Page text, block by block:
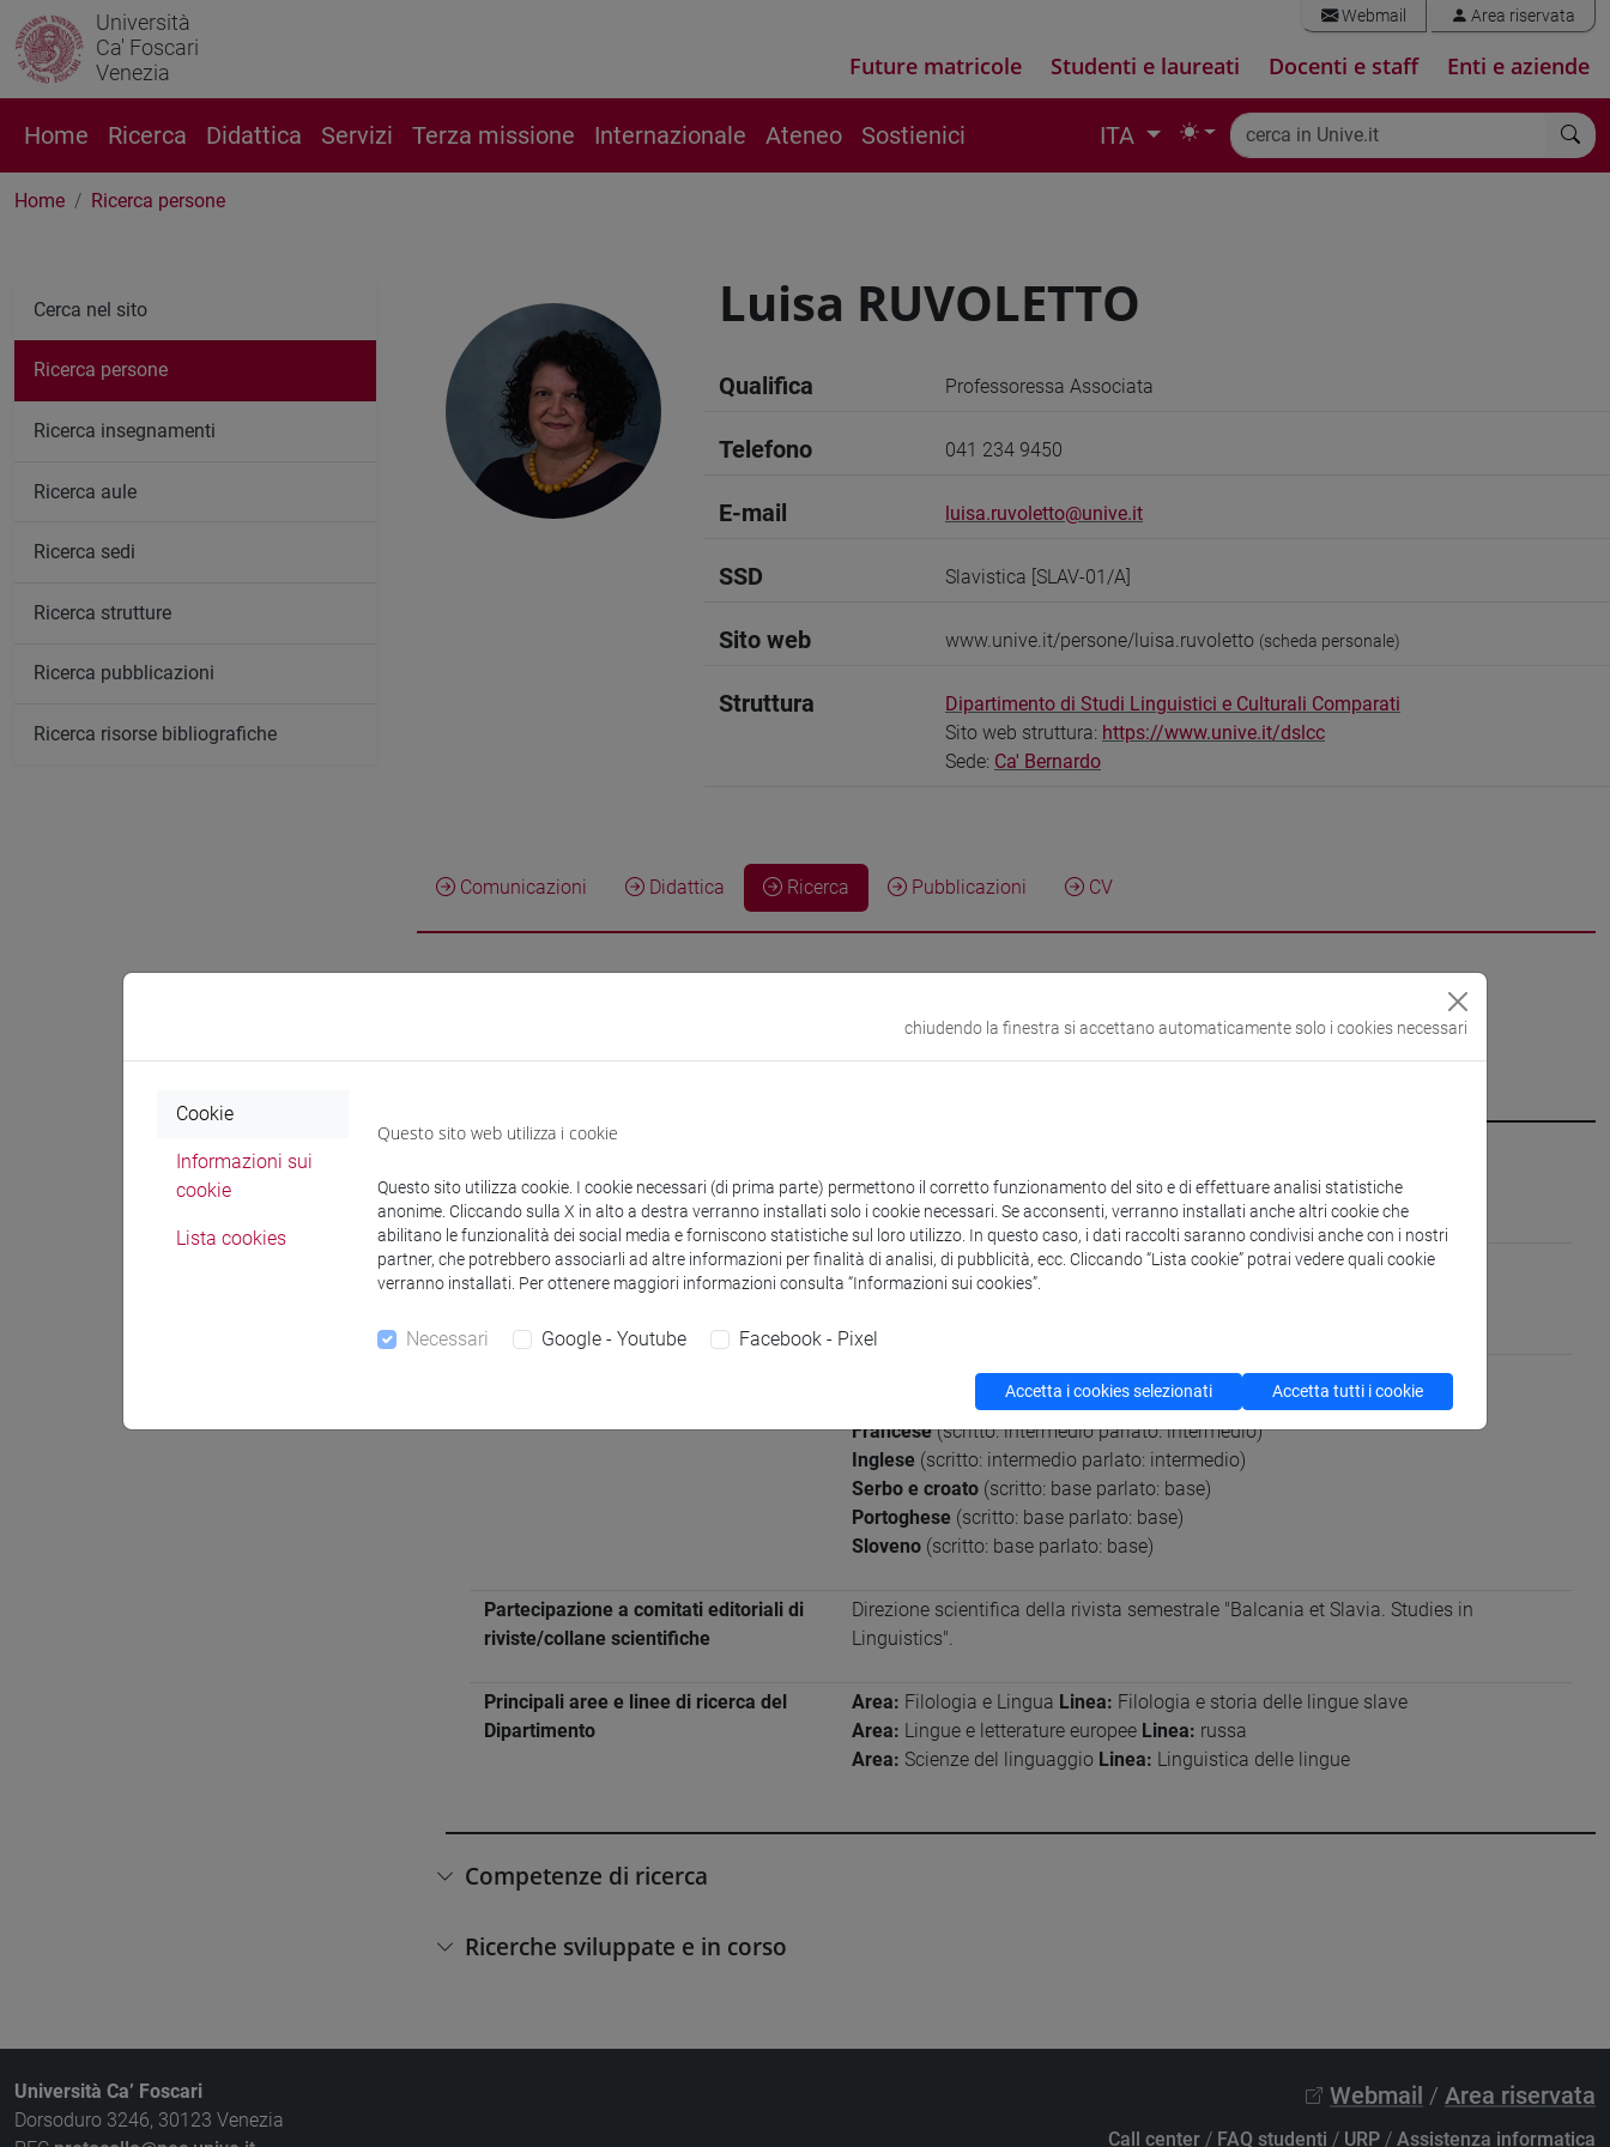
Università
Ca' Foscari
Venezia
Webmail Area riservata
Future matricole Studenti e laureati Docenti e staff Enti e aziende
Home Ricerca Didattica Servizi Terza missione Internazionale Ateneo Sostienici ITA
Home Ricerca persone
Luisa RUVOLETTO
Qualifica Professoressa Associata
Telefono 041 234 9450
E-mail luisa.ruvoletto@unive.it
SSD Slavistica [SLAV-01/A]
Sito web www.unive.it/persone/luisa.ruvoletto (scheda personale)
Struttura
Dipartimento di Studi Linguistici e Culturali Comparati
Sito web struttura: https://www.unive.it/dslcc
Sede: Ca' Bernardo
Comunicazioni Didattica Ricerca Pubblicazioni CV
Settore Scientifico Disciplinare (SSD)
di afferenza
Slavistica [SLAV-01/A]
Aree geografiche in cui si applica
prevalentemente l'esperienza di
Internazionale: Russia e aree caucasiche
(scritto: madrelingua parlato: madrelingua)
(scritto: avanzato parlato: avanzato)
Francese(scritto: intermedio parlato: intermedio)
Inglese (scritto: intermedio parlato: intermedio)
Serbo e croato(scritto: base parlato: base)
Portoghese (scritto: base parlato: base)
Sloveno(scritto: base parlato: base)
Partecipazione a comitati editoriali di
riviste/collane scientifiche
Direzione scientifica della rivista semestrale "Balcania et Slavia. Studies in
Linguistics".
Principali aree e linee di ricerca del
Dipartimento
Area: Filologia e Lingua Linea: Filologia e storia delle lingue slave
Area: Lingue e letterature europee Linea: russa
Area: Scienze del linguaggio Linea: Linguistica delle lingue
Competenze di ricerca
Ricerche sviluppate e in corso
Cerca nel sito
Ricerca persone
Ricerca insegnamenti
Ricerca aule
Ricerca sedi
Ricerca strutture
Ricerca pubblicazioni
Ricerca risorse bibliografiche
Università Ca’ Foscari
Dorsoduro 3246, 30123 Venezia
Webmail / Area riservata
Call center / FAQ studenti / URP / Assistenza informatica
chiudendo la finestra si accettano automaticamente solo i cookies necessari
Cookie
Informazioni sui
cookie
Lista cookies
Questo sito web utilizza i cookie
Questo sito utilizza cookie. I cookie necessari (di prima parte) permettono il corretto funzionamento del sito e di effettuare analisi statistiche
anonime. Cliccando sulla X in alto a destra verranno installati solo i cookie necessari. Se acconsenti, verranno installati anche altri cookie che
abilitano le funzionalità dei social media e forniscono statistiche sul loro utilizzo. In questo caso, i dati raccolti saranno condivisi anche con i nostri
partner, che potrebbero associarli ad altre informazioni per finalità di analisi, di pubblicità, ecc. Cliccando “Lista cookie” potrai vedere quali cookie
verranno installati. Per ottenere maggiori informazioni consulta “Informazioni sui cookies”.
Necessari Google - Youtube Facebook - Pixel
Accetta i cookies selezionati Accetta tutti i cookie